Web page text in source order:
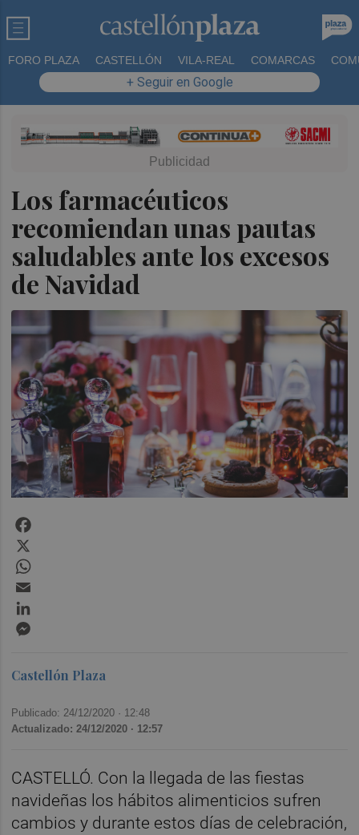
FORO PLAZA CASTELLÓN VILA-REAL COMARCAS
+ Seguir en Google
Los farmacéuticos
recomiendan unas pautas
saludables ante los excesos
de Navidad
Castellón Plaza
Publicado: 24/12/2020 · 12:48
Actualizado: 24/12/2020 · 12:57
CASTELLÓ. Con la llegada de las fiestas
navideñas los hábitos alimenticios sufren
cambios y durante estos días de celebración,